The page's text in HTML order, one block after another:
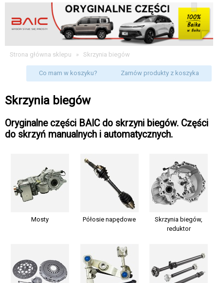
Strona główna sklepu » Skrzynia biegów
Co mam w koszyku? Zamów produkty z koszyka
Skrzynia biegów
Oryginalne części BAIC do skrzyni biegów. Części
do skrzyń manualnych i automatycznych.
Mosty Półosie napędowe
Skrzynia biegów,
reduktor